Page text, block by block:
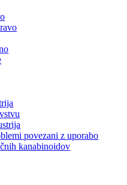
povezani z uporabo
kanabinoidov